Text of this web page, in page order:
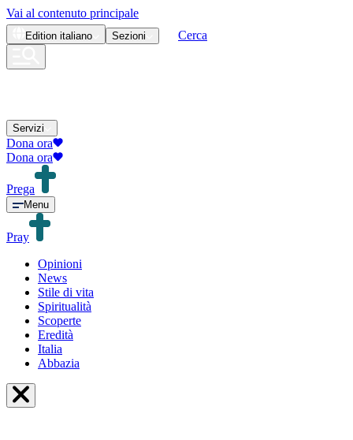
Vai al contenuto principale
Edition italiano Sezioni Cerca
Servizi
Dona ora
Dona ora
Prega
Menu
Pray
Opinioni
News
Stile di vita
Spiritualità
Scoperte
Eredità
Italia
Abbazia